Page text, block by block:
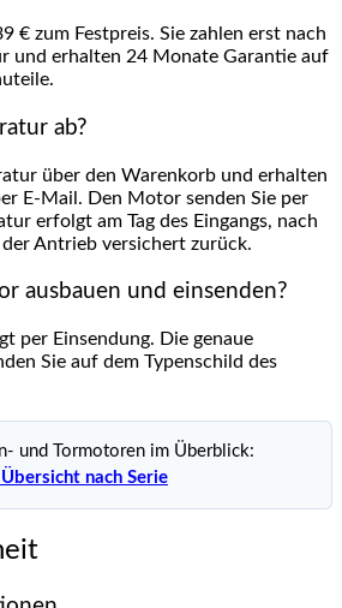
€ zum Festpreis. Sie zahlen erst nach
und erhalten 24 Monate Garantie auf
ab?
über den Warenkorb und erhalten
E-Mail. Den Motor senden Sie per
erfolgt am Tag des Eingangs, nach
Antrieb versichert zurück.
ausbauen und einsenden?
per Einsendung. Die genaue
Sie auf dem Typenschild des
und Tormotoren im Überblick:
nach Serie